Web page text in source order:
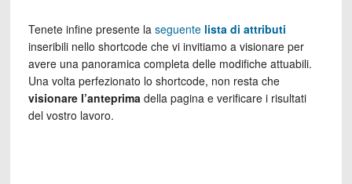
Tenete infine presente la seguentelista di attributi
inseribili nello shortcode che vi invitiamo a visionare per
avere una panoramica completa delle modifiche attuabili.
Una volta perfezionato lo shortcode, non resta che
visionare l’anteprimadella pagina e verificare i risultati
del vostro lavoro.